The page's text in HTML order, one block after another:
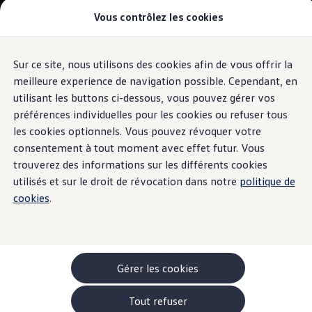
Vous contrôlez les cookies
Sur ce site, nous utilisons des cookies afin de vous offrir la
meilleure experience de navigation possible. Cependant, en
utilisant les buttons ci-dessous, vous pouvez gérer vos
préférences individuelles pour les cookies ou refuser tous
les cookies optionnels. Vous pouvez révoquer votre
consentement à tout moment avec effet futur. Vous
trouverez des informations sur les différents cookies
utilisés et sur le droit de révocation dans notre politique de
cookies.
Tout refuser
Gérer les cookies
Aller au
contenu
principal
Aller
au
pied
de
page
Modèles et configurateur
Offres pour particuliers
ID. Polo
ID.3 Neo
T-Roc
T-Cross
Taigo
Golf
Tiguan
Tayron
ID.3 GTX FIRE+ICE
Brochure promotionelle
Véhicules en stock
Véhicules d'occasions
-> Volkswagen Financial Services (Leasing)
Listes de prix
Radios
Le saviez-vous?